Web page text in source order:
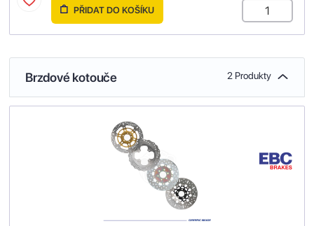
PŘIDAT DO KOŠÍKU
Brzdové kotouče 2 Produkty